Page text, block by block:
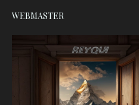
WEBMASTER